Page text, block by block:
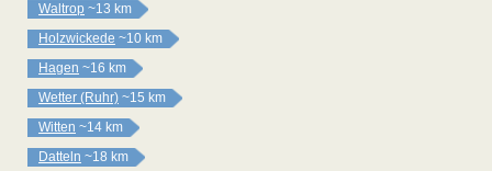
Waltrop ~13 km
Holzwickede ~10 km
Hagen ~16 km
Wetter (Ruhr) ~15 km
Witten ~14 km
Datteln ~18 km